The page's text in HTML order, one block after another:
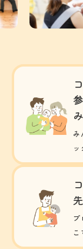
み
ッ
プ
こ